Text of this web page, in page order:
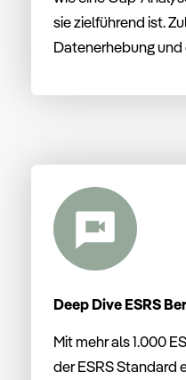
sie zielführend ist.
Datenerhebung
Deep Dive ESRS
Mit mehr als 1.000
der ESRS Standard